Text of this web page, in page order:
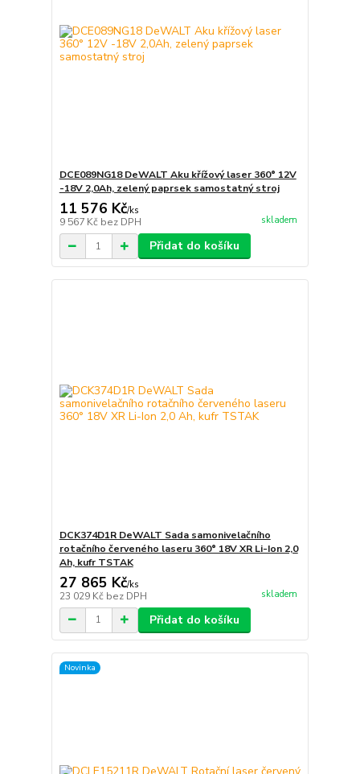
DCE089NG18 DeWALT Aku křížový laser 360° 12V
-18V 2,0Ah, zelený paprsek samostatný stroj
11 576 Kč/ks
9 567 Kč bez DPH skladem
Přidat do košíku
DCK374D1R DeWALT Sada samonivelačního
rotačního červeného laseru 360° 18V XR Li-Ion 2,0
Ah, kufr TSTAK
27 865 Kč/ks
23 029 Kč bez DPH skladem
Přidat do košíku
Novinka